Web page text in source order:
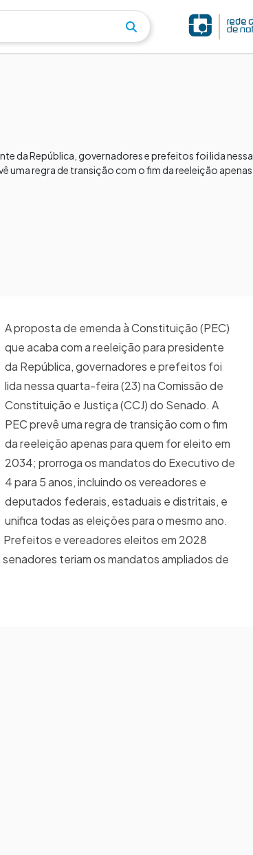
da República, governadores e prefeitos foi lida nessa
uma regra de transição com o fim da reeleição apenas
A proposta de emenda à Constituição (PEC)
que acaba com a reeleição para presidente
da República, governadores e prefeitos foi
lida nessa quarta-feira (23) na Comissão de
Constituição e Justiça (CCJ) do Senado. A
PEC prevê uma regra de transição com o fim
da reeleição apenas para quem for eleito em
2034; prorroga os mandatos do Executivo de
4 para 5 anos, incluindo os vereadores e
deputados federais, estaduais e distritais, e
unifica todas as eleições para o mesmo ano.
Prefeitos e vereadores eleitos em 2028
teriam os mandatos ampliados de